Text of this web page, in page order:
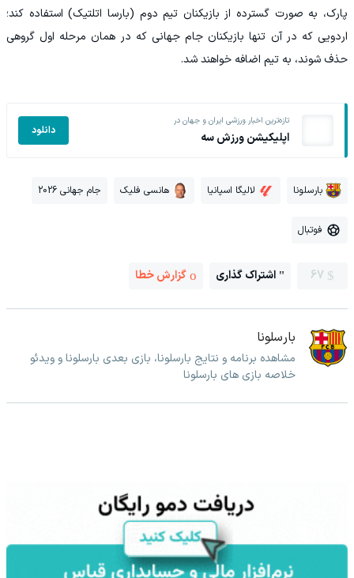
پارک، به صورت گسترده از بازیکنان تیم دوم (بارسا اتلتیک) استفاده کند؛
اردویی که در آن تنها بازیکنان جام جهانی که در همان مرحله اول گروهی
حذف شوند، به تیم اضافه خواهند شد.
تازه‌ترین اخبار ورزشی ایران و جهان در
اپلیکیشن ورزش سه دانلود
بارسلونا لالیگا اسپانیا هانسی فلیک جام جهانی 2026
فوتبال
67 اشتراک گذاری گزارش خطا
بارسلونا
مشاهده برنامه و نتایج بارسلونا، بازی بعدی بارسلونا و ویدئو
خلاصه بازی های بارسلونا